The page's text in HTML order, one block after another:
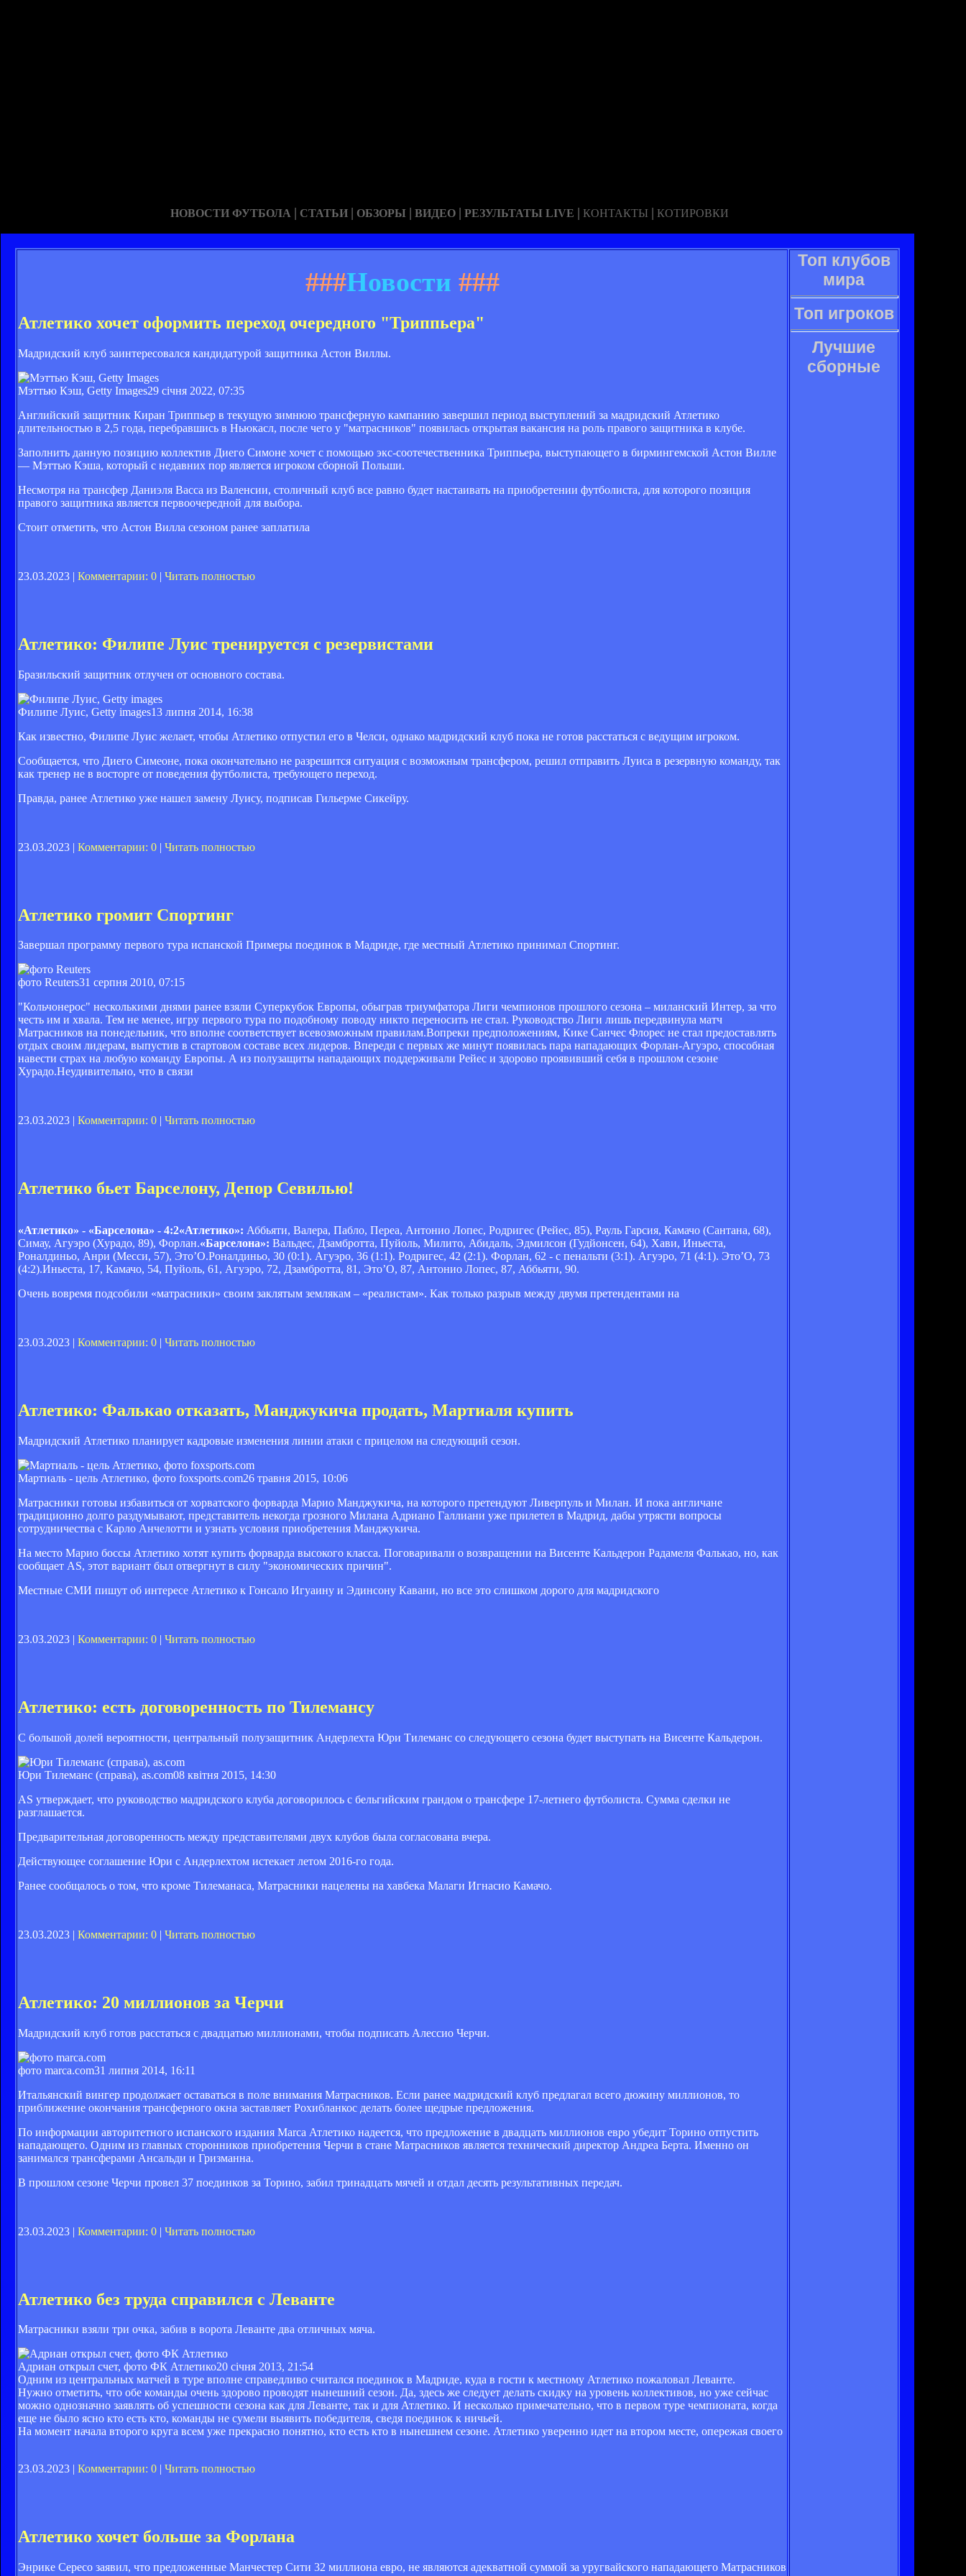
НОВОСТИ ФУТБОЛА | СТАТЬИ | ОБЗОРЫ | ВИДЕО | РЕЗУЛЬТАТЫ LIVE | КОНТАКТЫ | КОТИРОВКИ
###Новости ###
Атлетико хочет оформить переход очередного "Триппьера"
Мадридский клуб заинтересовался кандидатурой защитника Астон Виллы.
Мэттью Кэш, Getty Images29 січня 2022, 07:35
Английский защитник Киран Триппьер в текущую зимнюю трансферную кампанию завершил период выступлений за мадридский Атлетико
длительностью в 2,5 года, перебравшись в Ньюкасл, после чего у "матрасников" появилась открытая вакансия на роль правого защитника в клубе.
Заполнить данную позицию коллектив Диего Симоне хочет с помощью экс-соотечественника Триппьера, выступающего в бирмингемской Астон Вилле
— Мэттью Кэша, который с недавних пор является игроком сборной Польши.
Несмотря на трансфер Даниэля Васса из Валенсии, столичный клуб все равно будет настаивать на приобретении футболиста, для которого позиция
правого защитника является первоочередной для выбора.
Стоит отметить, что Астон Вилла сезоном ранее заплатила
23.03.2023 | Комментарии: 0 | Читать полностью
Атлетико: Филипе Луис тренируется с резервистами
Бразильский защитник отлучен от основного состава.
Филипе Луис, Getty images13 липня 2014, 16:38
Как известно, Филипе Луис желает, чтобы Атлетико отпустил его в Челси, однако мадридский клуб пока не готов расстаться с ведущим игроком.
Сообщается, что Диего Симеоне, пока окончательно не разрешится ситуация с возможным трансфером, решил отправить Луиса в резервную команду, так
как тренер не в восторге от поведения футболиста, требующего переход.
Правда, ранее Атлетико уже нашел замену Луису, подписав Гильерме Сикейру.
23.03.2023 | Комментарии: 0 | Читать полностью
Атлетико громит Спортинг
Завершал программу первого тура испанской Примеры поединок в Мадриде, где местный Атлетико принимал Спортинг.
фото Reuters31 серпня 2010, 07:15
"Кольчонерос" несколькими днями ранее взяли Суперкубок Европы, обыграв триумфатора Лиги чемпионов прошлого сезона – миланский Интер, за что
честь им и хвала. Тем не менее, игру первого тура по подобному поводу никто переносить не стал. Руководство Лиги лишь передвинула матч
Матрасников на понедельник, что вполне соответствует всевозможным правилам.Вопреки предположениям, Кике Санчес Флорес не стал предоставлять
отдых своим лидерам, выпустив в стартовом составе всех лидеров. Впереди с первых же минут появилась пара нападающих Форлан-Агуэро, способная
навести страх на любую команду Европы. А из полузащиты нападающих поддерживали Рейес и здорово проявивший себя в прошлом сезоне
Хурадо.Неудивительно, что в связи
23.03.2023 | Комментарии: 0 | Читать полностью
Атлетико бьет Барселону, Депор Севилью!
«Атлетико» - «Барселона» - 4:2«Атлетико»: Аббьяти, Валера, Пабло, Переа, Антонио Лопес, Родригес (Рейес, 85), Рауль Гарсия, Камачо (Сантана, 68),
Симау, Агуэро (Хурадо, 89), Форлан.«Барселона»: Вальдес, Дзамбротта, Пуйоль, Милито, Абидаль, Эдмилсон (Гудйонсен, 64), Хави, Иньеста,
Роналдиньо, Анри (Месси, 57), Это’О.Роналдиньо, 30 (0:1). Агуэро, 36 (1:1). Родригес, 42 (2:1). Форлан, 62 - с пенальти (3:1). Агуэро, 71 (4:1). Это’О, 73
(4:2).Иньеста, 17, Камачо, 54, Пуйоль, 61, Агуэро, 72, Дзамбротта, 81, Это’О, 87, Антонио Лопес, 87, Аббьяти, 90.
Очень вовремя подсобили «матрасники» своим заклятым землякам – «реалистам». Как только разрыв между двумя претендентами на
23.03.2023 | Комментарии: 0 | Читать полностью
Атлетико: Фалькао отказать, Манджукича продать, Мартиаля купить
Мадридский Атлетико планирует кадровые изменения линии атаки с прицелом на следующий сезон.
Мартиаль - цель Атлетико, фото foxsports.com26 травня 2015, 10:06
Матрасники готовы избавиться от хорватского форварда Марио Манджукича, на которого претендуют Ливерпуль и Милан. И пока англичане
традиционно долго раздумывают, представитель некогда грозного Милана Адриано Галлиани уже прилетел в Мадрид, дабы утрясти вопросы
сотрудничества с Карло Анчелотти и узнать условия приобретения Манджукича.
На место Марио боссы Атлетико хотят купить форварда высокого класса. Поговаривали о возвращении на Висенте Кальдерон Радамеля Фалькао, но, как
сообщает AS, этот вариант был отвергнут в силу "экономических причин".
Местные СМИ пишут об интересе Атлетико к Гонсало Игуаину и Эдинсону Кавани, но все это слишком дорого для мадридского
23.03.2023 | Комментарии: 0 | Читать полностью
Атлетико: есть договоренность по Тилемансу
С большой долей вероятности, центральный полузащитник Андерлехта Юри Тилеманс со следующего сезона будет выступать на Висенте Кальдерон.
Юри Тилеманс (справа), as.com08 квітня 2015, 14:30
AS утверждает, что руководство мадридского клуба договорилось с бельгийским грандом о трансфере 17-летнего футболиста. Сумма сделки не
разглашается.
Предварительная договоренность между представителями двух клубов была согласована вчера.
Действующее соглашение Юри с Андерлехтом истекает летом 2016-го года.
Ранее сообщалось о том, что кроме Тилеманаса, Матрасники нацелены на хавбека Малаги Игнасио Камачо.
23.03.2023 | Комментарии: 0 | Читать полностью
Атлетико: 20 миллионов за Черчи
Мадридский клуб готов расстаться с двадцатью миллионами, чтобы подписать Алессио Черчи.
фото marca.com31 липня 2014, 16:11
Итальянский вингер продолжает оставаться в поле внимания Матрасников. Если ранее мадридский клуб предлагал всего дюжину миллионов, то
приближение окончания трансферного окна заставляет Рохибланкос делать более щедрые предложения.
По информации авторитетного испанского издания Marca Атлетико надеется, что предложение в двадцать миллионов евро убедит Торино отпустить
нападающего. Одним из главных сторонников приобретения Черчи в стане Матрасников является технический директор Андреа Берта. Именно он
занимался трансферами Ансальди и Гризманна.
В прошлом сезоне Черчи провел 37 поединков за Торино, забил тринадцать мячей и отдал десять результативных передач.
23.03.2023 | Комментарии: 0 | Читать полностью
Атлетико без труда справился с Леванте
Матрасники взяли три очка, забив в ворота Леванте два отличных мяча.
Адриан открыл счет, фото ФК Атлетико20 січня 2013, 21:54
Одним из центральных матчей в туре вполне справедливо считался поединок в Мадриде, куда в гости к местному Атлетико пожаловал Леванте.
Нужно отметить, что обе команды очень здорово проводят нынешний сезон. Да, здесь же следует делать скидку на уровень коллективов, но уже сейчас
можно однозначно заявлять об успешности сезона как для Леванте, так и для Атлетико. И несколько примечательно, что в первом туре чемпионата, когда
еще не было ясно кто есть кто, команды не сумели выявить победителя, сведя поединок к ничьей.
На момент начала второго круга всем уже прекрасно понятно, кто есть кто в нынешнем сезоне. Атлетико уверенно идет на втором месте, опережая своего
23.03.2023 | Комментарии: 0 Читать полностью
Атлетико хочет больше за Форлана
Энрике Сересо заявил, что предложенные Манчестер Сити 32 миллиона евро, не являются адекватной суммой за уругвайского нападающего Матрасников
Топ клубов
мира
Топ игроков
Лучшие
сборные